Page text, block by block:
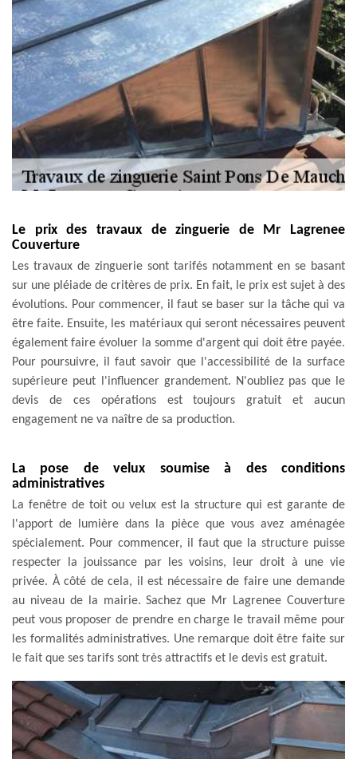
Le prix des travaux de zinguerie de Mr Lagrenee
Couverture
Les travaux de zinguerie sont tarifés notamment en se basant
sur une pléiade de critères de prix. En fait, le prix est sujet à des
évolutions. Pour commencer, il faut se baser sur la tâche qui va
être faite. Ensuite, les matériaux qui seront nécessaires peuvent
également faire évoluer la somme d'argent qui doit être payée.
Pour poursuivre, il faut savoir que l'accessibilité de la surface
supérieure peut l'influencer grandement. N'oubliez pas que le
devis de ces opérations est toujours gratuit et aucun
engagement ne va naître de sa production.
La pose de velux soumise à des conditions
administratives
La fenêtre de toit ou velux est la structure qui est garante de
l'apport de lumière dans la pièce que vous avez aménagée
spécialement. Pour commencer, il faut que la structure puisse
respecter la jouissance par les voisins, leur droit à une vie
privée. À côté de cela, il est nécessaire de faire une demande
au niveau de la mairie. Sachez que Mr Lagrenee Couverture
peut vous proposer de prendre en charge le travail même pour
les formalités administratives. Une remarque doit être faite sur
le fait que ses tarifs sont très attractifs et le devis est gratuit.